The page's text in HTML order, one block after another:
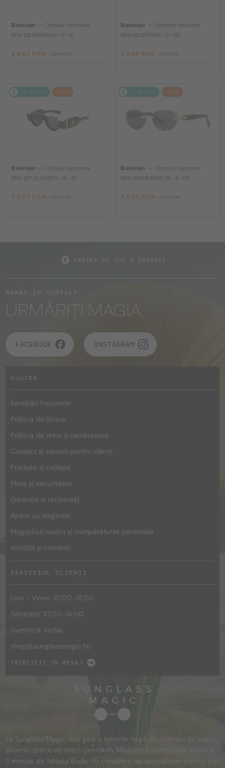
Balmain
Ochelari de soare
BPS-155 PREMIER - B - 61
3 637 RON
Balmain
Ochelari de soare
BPS-150 PIERRE - G - 53
2 808 RON
2-4 ZILE -25%
Balmain
Ochelari de soare
BPS-167 OLIVIER II - A - 43
3 637 RON
2-4 ZILE -25%
Balmain
Ochelari de soare
BPS-153 MONSIEUR - A - 53
3 002 RON
URMĂRIȚI MAGIA
FACEBOOK INSTAGRAM
AJUTOR
Întrebări frecvente
Politica de livrare
Politica de retur și rambursare
Contact și servicii pentru clienți
Produse și calitate
Plata și securitatea
Garanție și reclamații
Ajutor cu alegerea
Magazinul nostru și cumpărăturile personale
Achiziții și comenzi
SERVICIUL CLIENȚI
Luni - Vineri: 10:00-18:00
Sâmbătă: 10:00-14:00
Duminică: închis
shop@sunglassmagic.hu
TRIMITEȚI UN MESAJ
La Sunglass Magic, veți găsi o selecție largă de ochelari de soare
și rame optice de mărci premium. Magazinul nostru este situat la
2 minute de Tunelul Buda, cu consiliere de specialitate pentru toți.